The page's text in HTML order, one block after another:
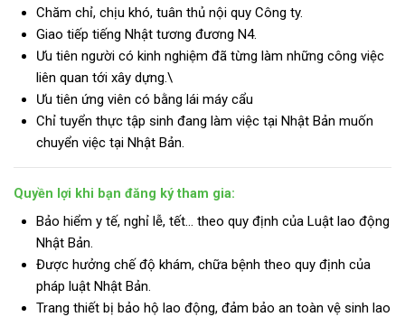
Chăm chỉ, chịu khó, tuân thủ nội quy Công ty.
Giao tiếp tiếng Nhật tương đương N4.
Ưu tiên người có kinh nghiệm đã từng làm những công việc
liên quan tới xây dựng.\
Ưu tiên ứng viên có bằng lái máy cẩu
Chỉ tuyển thực tập sinh đang làm việc tại Nhật Bản muốn
chuyển việc tại Nhật Bản.
Quyền lợi khi bạn đăng ký tham gia:
Bảo hiểm y tế, nghỉ lễ, tết… theo quy định của Luật lao động
Nhật Bản.
Được hưởng chế độ khám, chữa bệnh theo quy định của
pháp luật Nhật Bản.
Trang thiết bị bảo hộ lao động, đảm bảo an toàn vệ sinh lao